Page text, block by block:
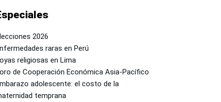
2026
raras en Perú
religiosas en Lima
de Cooperación Económica Asia-Pacífico
adolescente: el costo de la
temprana